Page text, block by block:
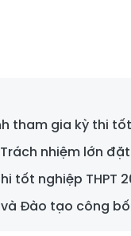
tham gia kỳ thi
nhiệm lớn
tốt nghiệp THPT
và Đào tạo công